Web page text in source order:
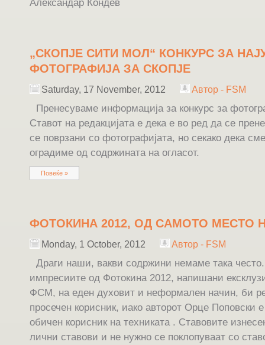
Александар Кондев
„СКОПЈЕ СИТИ МОЛ“ КОНКУРС ЗА
ФОТОГРАФИЈА ЗА СКОПЈЕ
Saturday, 17 November, 2012 Автор - FSM
Пренесуваме информација за конкурс за
Ставот на редакцијата е дека е во ред да се
се поврзани со фотографијата, но секако дека
оградиме од содржината на огласот.
Повеќе »
ФОТОКИНА 2012, ОД САМОТО МЕСТО
Monday, 1 October, 2012 Автор - FSM
Драги наши, вакви содржини немаме така
импресиите од Фотокина 2012, напишани
ФСМ, на еден духовит и неформален начин, би
просечен корисник, иако авторот Орце Поповски
обичен корисник на техниката . Ставовите
лични ставови и не нужно се поклопуваат со